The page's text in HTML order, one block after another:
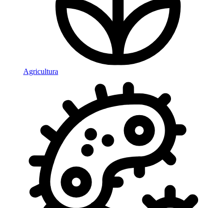
Agricultura